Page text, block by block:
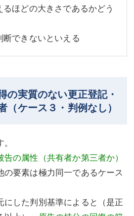
ほどの大きさであるかどう
できないといえる
実質のない更正登記・
（ケース３・判例なし）
告の属性（共有者か第三者か）
要素は極力同一であるケース
にした判別基準によると（是正